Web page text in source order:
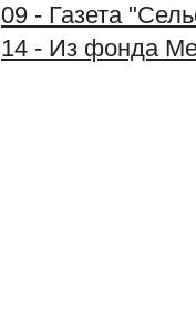
09 - Газета
14 - Из фонда